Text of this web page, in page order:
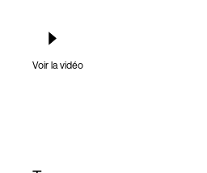
Voir la vidéo